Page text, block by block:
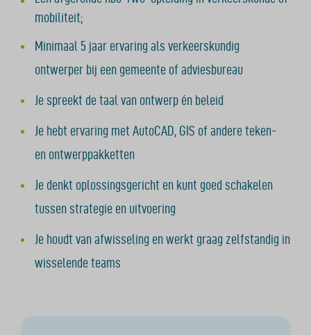
mobiliteit;
Minimaal 5 jaar ervaring als verkeerskundig
ontwerper bij een gemeente of adviesbureau
Je spreekt de taal van ontwerp én beleid
Je hebt ervaring met AutoCAD, GIS of andere teken-
en ontwerppakketten
Je denkt oplossingsgericht en kunt goed schakelen
tussen strategie en uitvoering
Je houdt van afwisseling en werkt graag zelfstandig in
wisselende teams